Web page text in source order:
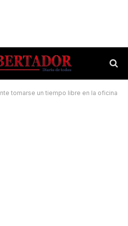
tomarse un tiempo libre en la oficina